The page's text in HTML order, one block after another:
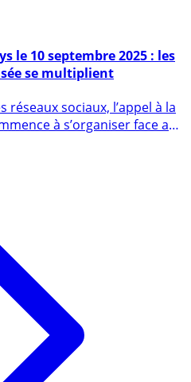
le 10 septembre 2025 : les
réseaux sociaux, l’appel à la
à s’organiser face aux